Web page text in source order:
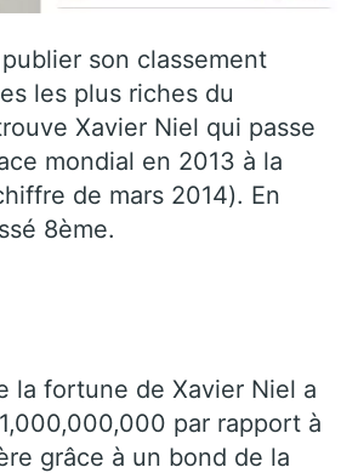
son classement
les plus riches du
Xavier Niel qui passe
mondial en 2013 à la
de mars 2014). En
8ème.
la fortune de Xavier Niel a
par rapport à
grâce à un bond de la